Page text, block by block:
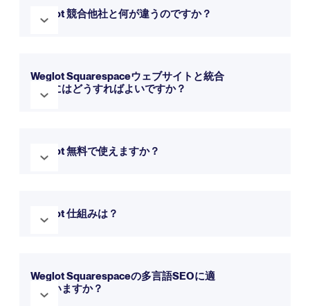
ームレスに統合され、わずか数分でウェブサイトを多言語化
できます。トライアルで無料でお試しいただけます。
Weglot 競合他社と何が違うのですか？
ェース、ウェブサイト翻訳への包括的なアプローチを提供し
ます。詳細は比較ページをご覧ください。
Weglot Squarespaceウェブサイトと統合
するにはどうすればよいですか？
に行えます。上記のリソースにあるステップバイステップガ
イドに従って始めてください。
Weglot 無料で使えますか？
ップデートをしない限り、永久無料プランをご利用いただけ
Weglot 仕組みは？
し、翻訳する一方で、お客様が翻訳を編集・管理するための
完全なコントロールを提供します。
Weglot Squarespaceの多言語SEOに適
していますか？